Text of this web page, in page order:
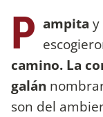
P ampita y
camino. La
galán
son del